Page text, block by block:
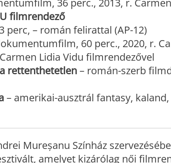
filmrendező
perc, – román felirattal (AP-12)
60 perc., 2020, r.
Lidia Vidu filmrendezővel
rettenthetetlen– román-szerb
– amerikai-ausztrál fantasy,
Mureșanu Színház
amelyet kizárólag női